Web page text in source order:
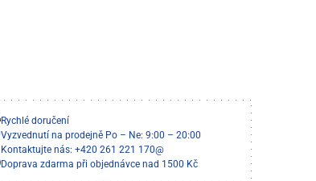
Rychlé doručení
Vyzvednutí na prodejně Po – Ne: 9:00 – 20:00
Kontaktujte nás: +420 261 221 170@
Doprava zdarma při objednávce nad 1500 Kč